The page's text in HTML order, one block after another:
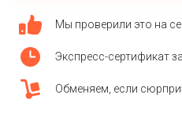
Мы проверили это на
Экспресс-сертификат
Обменяем, если